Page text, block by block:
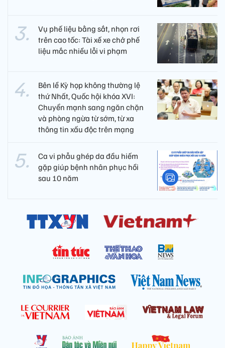
Vụ phế liệu bằng sắt, nhọn rơi
trên cao tốc: Tài xế xe chở phế
liệu mắc nhiều lỗi vi phạm
Bên lề Kỳ họp không thường lệ
thứ Nhất, Quốc hội khóa XVI:
Chuyển mạnh sang ngăn chặn
và phòng ngừa từ sớm, từ xa
thông tin xấu độc trên mạng
Ca vi phẫu ghép da đầu hiếm
gặp giúp bệnh nhân phục hồi
sau 10 năm